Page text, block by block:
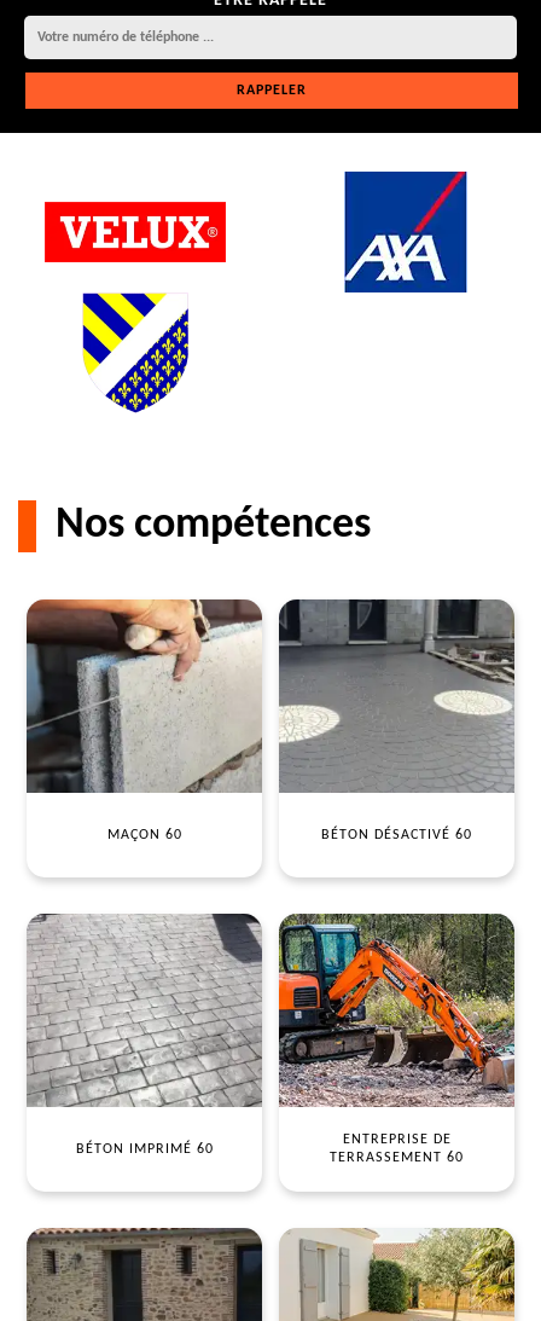
Nos compétences
MAÇON 60 BÉTON DÉSACTIVÉ 60
BÉTON IMPRIMÉ 60
ENTREPRISE DE
TERRASSEMENT 60